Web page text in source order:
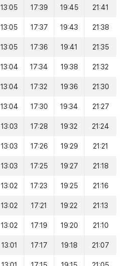
13:05 17:39 19:45 21:41
13:05 17:37 19:43 21:38
13:05 17:36 19:41 21:35
13:04 17:34 19:38 21:32
13:04 17:32 19:36 21:30
13:04 17:30 19:34 21:27
13:03 17:28 19:32 21:24
13:03 17:26 19:29 21:21
13:03 17:25 19:27 21:18
13:02 17:23 19:25 21:16
13:02 17:21 19:22 21:13
13:02 17:19 19:20 21:10
13:01 17:17 19:18 21:07